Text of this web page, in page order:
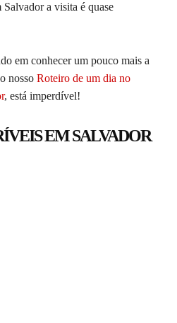
Salvador a visita é quase
em conhecer um pouco mais a
nosso Roteiro de um dia no
, está imperdível!
EM SALVADOR